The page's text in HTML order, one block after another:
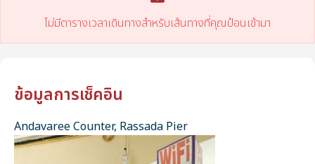
ไม่มีตารางเวลาเดินทางสำหรับเส้นทางที่คุณป้อนเข้ามา
ข้อมูลการเช็คอิน
Andavaree Counter, Rassada Pier